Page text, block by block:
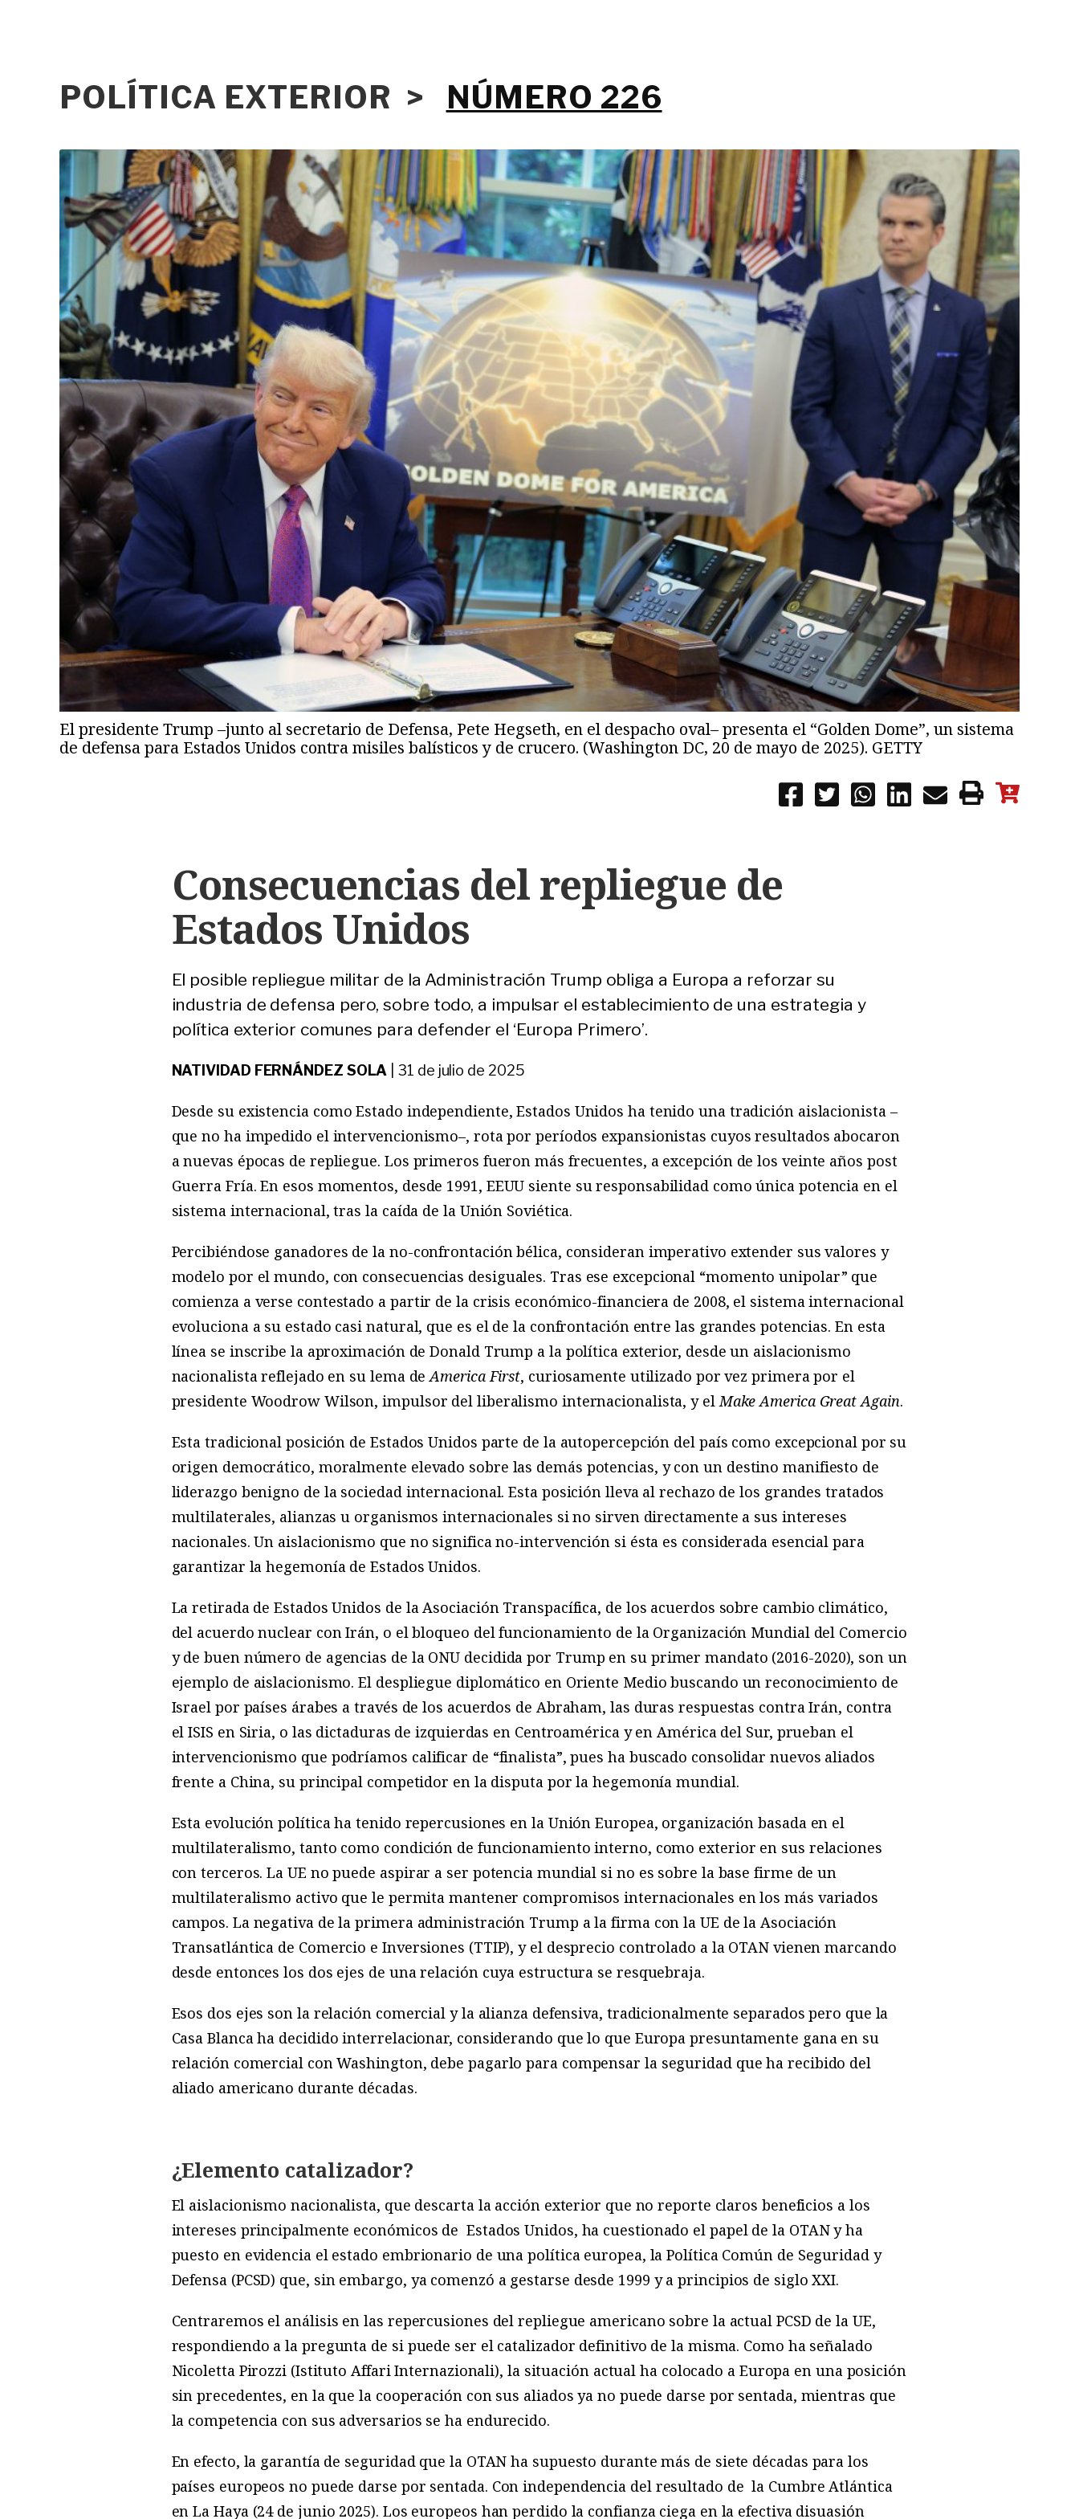
POLÍTICA EXTERIOR > NÚMERO 226
El presidente Trump –junto al secretario de Defensa, Pete Hegseth, en el despacho oval– presenta el “Golden Dome”, un sistema
de defensa para Estados Unidos contra misiles balísticos y de crucero. (Washington DC, 20 de mayo de 2025). GETTY
Consecuencias del repliegue de
Estados Unidos
El posible repliegue militar de la Administración Trump obliga a Europa a reforzar su
industria de defensa pero, sobre todo, a impulsar el establecimiento de una estrategia y
política exterior comunes para defender el ‘Europa Primero’.
NATIVIDAD FERNÁNDEZ SOLA 31 de julio de 2025
Desde su existencia como Estado independiente, Estados Unidos ha tenido una tradición aislacionista –
que no ha impedido el intervencionismo–, rota por períodos expansionistas cuyos resultados abocaron
a nuevas épocas de repliegue. Los primeros fueron más frecuentes, a excepción de los veinte años post
Guerra Fría. En esos momentos, desde 1991, EEUU siente su responsabilidad como única potencia en el
sistema internacional, tras la caída de la Unión Soviética.
Percibiéndose ganadores de la no-confrontación bélica, consideran imperativo extender sus valores y
modelo por el mundo, con consecuencias desiguales. Tras ese excepcional “momento unipolar” que
comienza a verse contestado a partir de la crisis económico-financiera de 2008, el sistema internacional
evoluciona a su estado casi natural, que es el de la confrontación entre las grandes potencias. En esta
línea se inscribe la aproximación de Donald Trump a la política exterior, desde un aislacionismo
nacionalista reflejado en su lema deAmerica First, curiosamente utilizado por vez primera por el
presidente Woodrow Wilson, impulsor del liberalismo internacionalista, y elMake America Great Again.
Esta tradicional posición de Estados Unidos parte de la autopercepción del país como excepcional por su
origen democrático, moralmente elevado sobre las demás potencias, y con un destino manifiesto de
liderazgo benigno de la sociedad internacional. Esta posición lleva al rechazo de los grandes tratados
multilaterales, alianzas u organismos internacionales si no sirven directamente a sus intereses
nacionales. Un aislacionismo que no significa no-intervención si ésta es considerada esencial para
garantizar la hegemonía de Estados Unidos.
La retirada de Estados Unidos de la Asociación Transpacífica, de los acuerdos sobre cambio climático,
del acuerdo nuclear con Irán, o el bloqueo del funcionamiento de la Organización Mundial del Comercio
y de buen número de agencias de la ONU decidida por Trump en su primer mandato (2016-2020), son un
ejemplo de aislacionismo. El despliegue diplomático en Oriente Medio buscando un reconocimiento de
Israel por países árabes a través de los acuerdos de Abraham, las duras respuestas contra Irán, contra
el ISIS en Siria, o las dictaduras de izquierdas en Centroamérica y en América del Sur, prueban el
intervencionismo que podríamos calificar de “finalista”, pues ha buscado consolidar nuevos aliados
frente a China, su principal competidor en la disputa por la hegemonía mundial.
Esta evolución política ha tenido repercusiones en la Unión Europea, organización basada en el
multilateralismo, tanto como condición de funcionamiento interno, como exterior en sus relaciones
con terceros. La UE no puede aspirar a ser potencia mundial si no es sobre la base firme de un
multilateralismo activo que le permita mantener compromisos internacionales en los más variados
campos. La negativa de la primera administración Trump a la firma con la UE de la Asociación
Transatlántica de Comercio e Inversiones (TTIP), y el desprecio controlado a la OTAN vienen marcando
desde entonces los dos ejes de una relación cuya estructura se resquebraja.
Esos dos ejes son la relación comercial y la alianza defensiva, tradicionalmente separados pero que la
Casa Blanca ha decidido interrelacionar, considerando que lo que Europa presuntamente gana en su
relación comercial con Washington, debe pagarlo para compensar la seguridad que ha recibido del
aliado americano durante décadas.
¿Elemento catalizador?
El aislacionismo nacionalista, que descarta la acción exterior que no reporte claros beneficios a los
intereses principalmente económicos de Estados Unidos, ha cuestionado el papel de la OTAN y ha
puesto en evidencia el estado embrionario de una política europea, la Política Común de Seguridad y
Defensa (PCSD) que, sin embargo, ya comenzó a gestarse desde 1999 y a principios de siglo XXI.
Centraremos el análisis en las repercusiones del repliegue americano sobre la actual PCSD de la UE,
respondiendo a la pregunta de si puede ser el catalizador definitivo de la misma. Como ha señalado
Nicoletta Pirozzi (Istituto Affari Internazionali), la situación actual ha colocado a Europa en una posición
sin precedentes, en la que la cooperación con sus aliados ya no puede darse por sentada, mientras que
la competencia con sus adversarios se ha endurecido.
En efecto, la garantía de seguridad que la OTAN ha supuesto durante más de siete décadas para los
países europeos no puede darse por sentada. Con independencia del resultado de la Cumbre Atlántica
en La Haya (24 de junio 2025). Los europeos han perdido la confianza ciega en la efectiva disuasión